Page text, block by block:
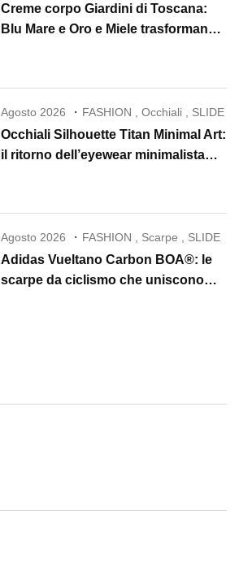
Creme corpo Giardini di Toscana:
Blu Mare e Oro e Miele trasformano
Agosto 2026 FASHION ,Occhiali SLIDE
Occhiali Silhouette Titan Minimal Art:
il ritorno dell’eyewear minimalista
Agosto 2026 FASHION , Scarpe , SLIDE
Adidas Vueltano Carbon BOA®: le
scarpe da ciclismo che uniscono